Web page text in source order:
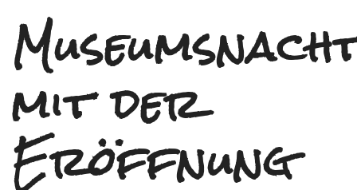
mit der
Eröffnung